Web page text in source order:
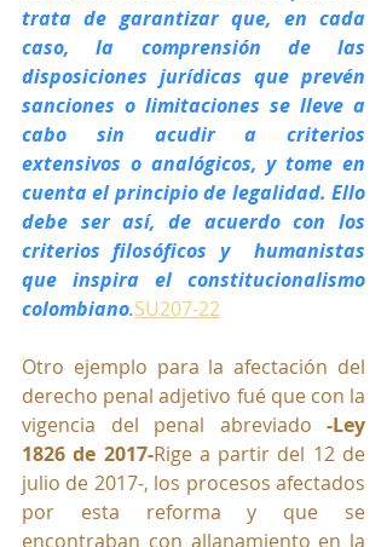
trata de garantizar que, en cada
caso, la comprensión de las
disposiciones jurídicas que prevén
sanciones o limitaciones se lleve a
cabo sin acudir a criterios
extensivos o analógicos, y tome en
cuenta el principio de legalidad. Ello
debe ser así, de acuerdo con los
criterios filosóficos y  humanistas
que inspira el constitucionalismo
colombiano.SU207-22
Otro ejemplo para la afectación del
derecho penal adjetivo fué que con la
vigencia del penal abreviado -Ley
1826 de 2017-Rige a partir del 12 de
julio de 2017-, los procesos afectados
por esta reforma y que se
encontraban con allanamiento en la